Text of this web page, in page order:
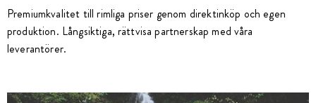
Premiumkvalitet till rimliga priser genom direktinköp och egen
produktion. Långsiktiga, rättvisa partnerskap med våra
leverantörer.